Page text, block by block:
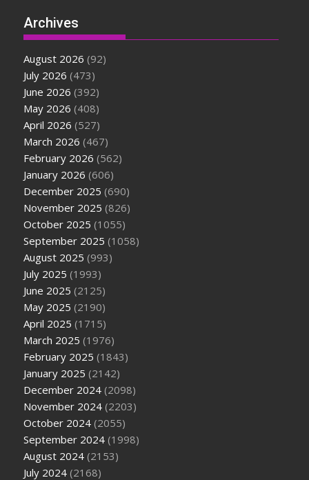
Archives
August 2026 (92)
July 2026 (473)
June 2026 (392)
May 2026 (408)
April 2026 (527)
March 2026 (467)
February 2026 (562)
January 2026 (606)
December 2025 (690)
November 2025 (826)
October 2025 (1055)
September 2025 (1058)
August 2025 (993)
July 2025 (1993)
June 2025 (2125)
May 2025 (2190)
April 2025 (1715)
March 2025 (1976)
February 2025 (1843)
January 2025 (2142)
December 2024 (2098)
November 2024 (2203)
October 2024 (2055)
September 2024 (1998)
August 2024 (2153)
July 2024 (2168)